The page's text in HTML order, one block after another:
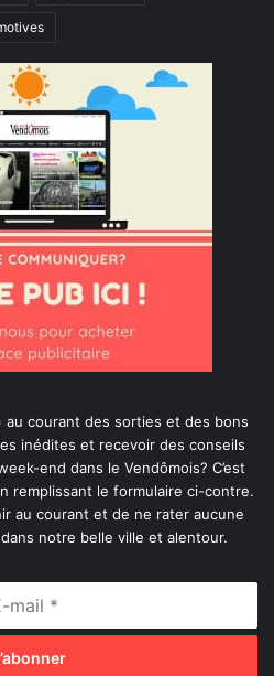
courant des sorties et des bons
inédites et recevoir des conseils
end dans le Vendômois? C’est
remplissant le formulaire ci-contre.
au courant et de ne rater aucune
notre belle ville et alentour.